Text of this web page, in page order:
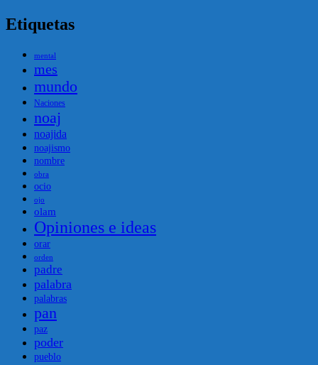
Etiquetas
mental
mes
mundo
Naciones
noaj
noajida
noajismo
nombre
obra
ocio
ojo
olam
Opiniones e ideas
orar
orden
padre
palabra
palabras
pan
paz
poder
pueblo